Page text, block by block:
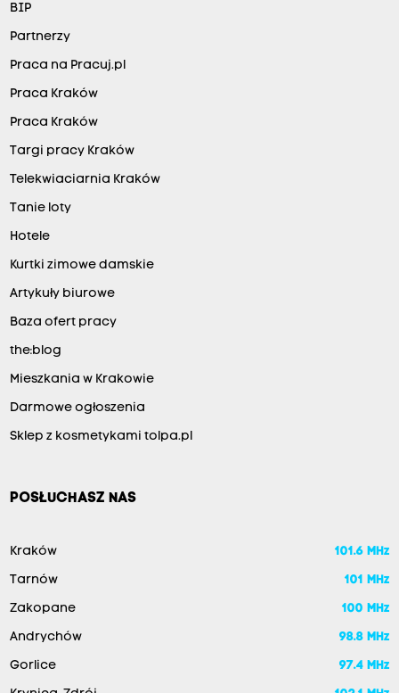
BIP
Partnerzy
Praca na Pracuj.pl
Praca Kraków
Praca Kraków
Targi pracy Kraków
Telekwiaciarnia Kraków
Tanie loty
Hotele
Kurtki zimowe damskie
Artykuły biurowe
Baza ofert pracy
the:blog
Mieszkania w Krakowie
Darmowe ogłoszenia
Sklep z kosmetykami tolpa.pl
POSŁUCHASZ NAS
Kraków 101.6 MHz
Tarnów 101 MHz
Zakopane 100 MHz
Andrychów 98.8 MHz
Gorlice 97.4 MHz